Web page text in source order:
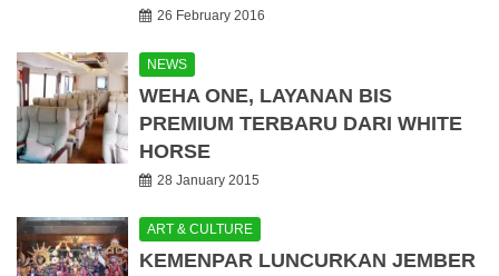
26 February 2016
NEWS
WEHA ONE, LAYANAN BIS
PREMIUM TERBARU DARI WHITE
HORSE
28 January 2015
ART & CULTURE
KEMENPAR LUNCURKAN JEMBER